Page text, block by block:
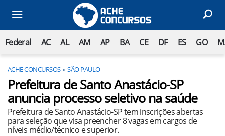
Federal AC AL AM AP BA CE DF ES GO
ACHE CONCURSOS SÃO PAULO
Prefeitura de Santo Anastácio-SP
anuncia processo seletivo na saúde
Prefeitura de Santo Anastácio-SP tem inscrições abertas
para seleção que visa preencher 8 vagas em cargos de
níveis médio/técnico e superior.